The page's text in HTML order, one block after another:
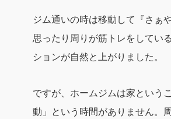
ジム通いの時は移動して『さぁ
思ったり周りが筋トレをしてい
ションが自然と上がりました。
ですが、ホームジムは家という
動」という時間がありません。